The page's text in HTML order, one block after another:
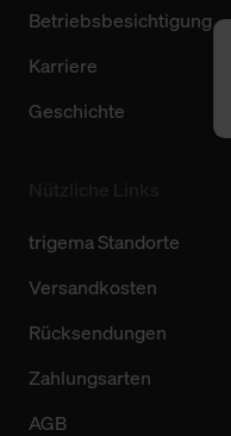
Betriebsbesichtigung
Karriere
Geschichte
trigema Standorte
Versandkosten
Rücksendungen
Zahlungsarten
AGB